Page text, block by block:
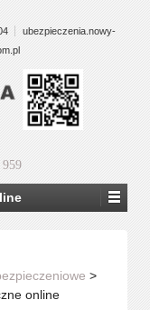
ubezpieczenia.nowy-
959
>
online